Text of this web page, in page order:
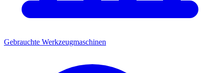
Gebrauchte Werkzeugmaschinen